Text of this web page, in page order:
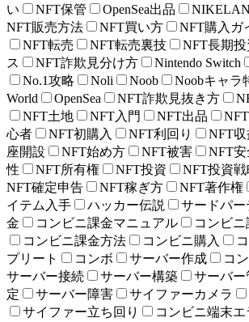
い
NFT保管 OpenSea出品
NFT販売方法
NFT買い方 NFT購入ガ
NFT転売
NFT転売裏技 NFT長期投
ス
NFT詐欺見分け方 Nintendo Switch
No.1攻略
Noli Noob Noobキャラ
World
OpenSea NFT詐欺見抜き方
NFT土地
NFT入門 NFT出品
心者
NFT初購入 NFT利回り NFT
座開設
NFT始め方 NFT被害 NFT
性
NFT所有権 NFT投資 NFT投資戦
NFT確定申告
NFT稼ぎ方 NFT著作権
イテム入手
ハッカー伝説 サードパー
金
コンビニ課金マニュアル
コンビ
コンビニ課金方法
コンビニ購入
プリート
コンボ サーバー作成
コ
サーバー接続
サーバー構築 サーバー
定
サーバー障害 サイファーカメラ
サイファー立ち回り
コンビニ端末エ